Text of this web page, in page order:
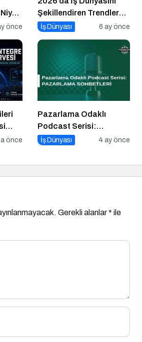
önce
Şekillendiren Trendler
Talk N Training “İlham
İş Dünyası 6 ay önce
önce
Pazarlama Odaklı
Podcast Serisi:
Pazarlama Sohbetleri
İş Dünyası 4 ay önce
Gerekli alanlar* ile